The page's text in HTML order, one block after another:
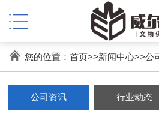
您的位置： 首页>>新闻中心>>公
公司资讯 行业动态